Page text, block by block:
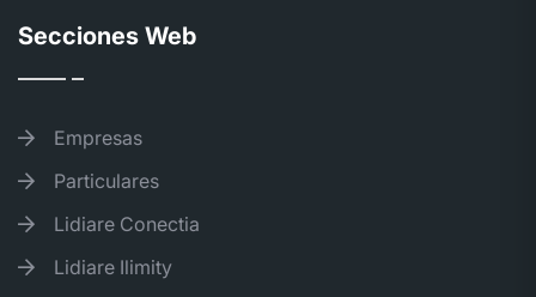
Secciones Web
Empresas
Particulares
Lidiare Conectia
Lidiare Ilimity